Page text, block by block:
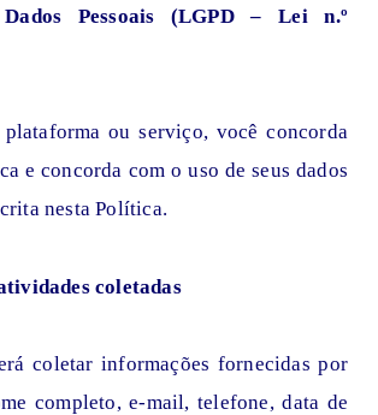
Pessoais (LGPD – Lei n.º
ou serviço, você concorda
e concorda com o uso de seus dados
nesta Política.
coletadas
coletar informações fornecidas por
completo, e-mail, telefone, data de